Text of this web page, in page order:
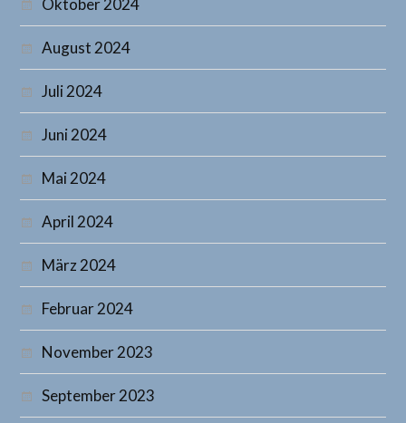
Oktober 2024
August 2024
Juli 2024
Juni 2024
Mai 2024
April 2024
März 2024
Februar 2024
November 2023
September 2023